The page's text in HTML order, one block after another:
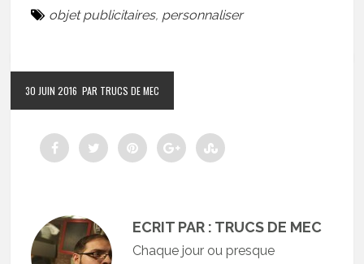
objet publicitaires, personnaliser
30 JUIN 2016 PAR TRUCS DE MEC
ECRIT PAR : TRUCS DE MEC
Chaque jour ou presque